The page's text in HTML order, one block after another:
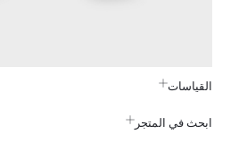
القياسات
ابحث في المتجر